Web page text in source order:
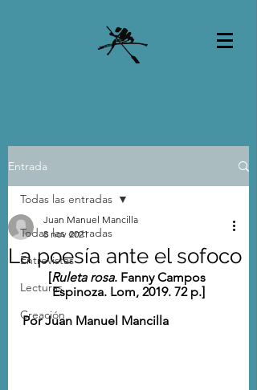
Entrada
Todas las entradas
Entrevistas
Lecturas
Creación
Todas las entradas
La poesía ante el sofoco
Juan Manuel Mancilla
8 nov 2021
[Ruleta rosa. Fanny Campos
Espinoza. Lom, 2019. 72 p.]
Por Juan Manuel Mancilla